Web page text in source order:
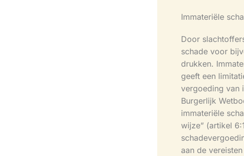
Immateriële
Door
schade voor
drukken.
geeft een
vergoeding van
Burgerlijk
immateriële
wijze” (artikel
aan de